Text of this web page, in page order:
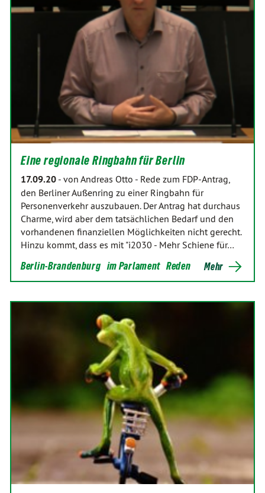
Eine regionale Ringbahn für Berlin
17.09.20 - von Andreas Otto - Rede zum FDP-Antrag,
den Berliner Außenring zu einer Ringbahn für
Personenverkehr auszubauen. Der Antrag hat durchaus
Charme, wird aber dem tatsächlichen Bedarf und den
vorhandenen finanziellen Möglichkeiten nicht gerecht.
Hinzu kommt, dass es mit "i2030 - Mehr Schiene für…
Berlin-Brandenburg im Parlament Reden Mehr